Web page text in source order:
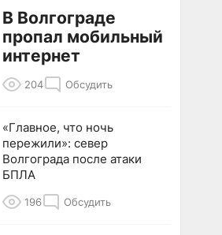
В Волгограде
пропал мобильный
интернет
204 Обсудить
«Главное, что ночь
пережили»: север
Волгограда после атаки
БПЛА
196 Обсудить